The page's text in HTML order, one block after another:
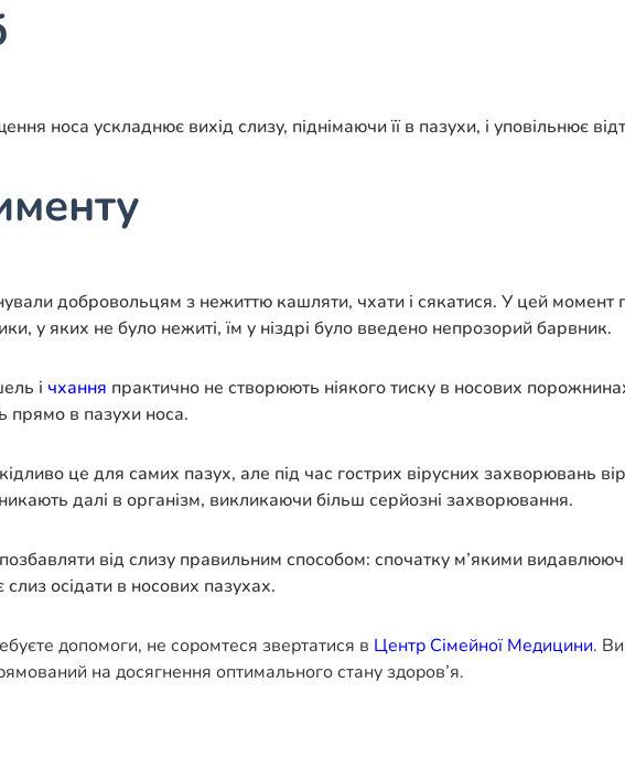
носа ускладнює вихід слизу, піднімаючи її в пазухи, і уповільнює
добровольцям з нежиттю кашляти, чхати і сякатися. У цей
у яких не було нежиті, їм у ніздрі було введено непрозорий барвник.
і чхання практично не створюють ніякого тиску в носових
прямо в пазухи носа.
це для самих пазух, але під час гострих вірусних захворювань
далі в організм, викликаючи більш серйозні захворювання.
від слизу правильним способом: спочатку м’якими
осідати в носових пазухах.
допомоги, не соромтеся звертатися в Центр Сімейної Медицини.
на досягнення оптимального стану здоров’я.